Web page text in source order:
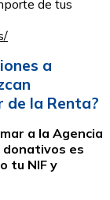
de tus
a
la Renta?
a la Agencia
es
tu NIF y